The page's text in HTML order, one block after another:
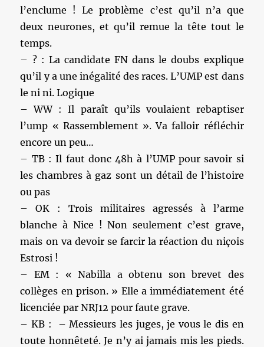
l’enclume ! Le problème c’est qu’il n’a que
deux neurones, et qu’il remue la tête tout le
temps.
– ? : La candidate FN dans le doubs explique
qu’il y a une inégalité des races. L’UMP est dans
le ni ni. Logique
– WW : Il paraît qu’ils voulaient rebaptiser
l’ump « Rassemblement ». Va falloir réfléchir
encore un peu…
– TB : Il faut donc 48h à l’UMP pour savoir si
les chambres à gaz sont un détail de l’histoire
ou pas
– OK : Trois militaires agressés à l’arme
blanche à Nice ! Non seulement c’est grave,
mais on va devoir se farcir la réaction du niçois
Estrosi !
– EM : « Nabilla a obtenu son brevet des
collèges en prison. » Elle a immédiatement été
licenciée par NRJ12 pour faute grave.
– KB : – Messieurs les juges, je vous le dis en
toute honnêteté. Je n’y ai jamais mis les pieds.